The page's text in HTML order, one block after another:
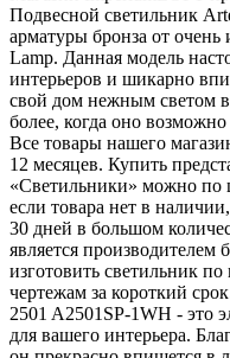
Подвесной светильник
арматуры бронза от очень
Lamp. Данная модель
интерьеров и шикарно
свой дом нежным светом
более, когда оно
Все товары нашего
12 месяцев. Купить
«Светильники» можно по
если товара нет в
30 дней в большом
является
изготовить светильник
чертежам за короткий
2501 A2501SP-1WH - это
для вашего интерьера.